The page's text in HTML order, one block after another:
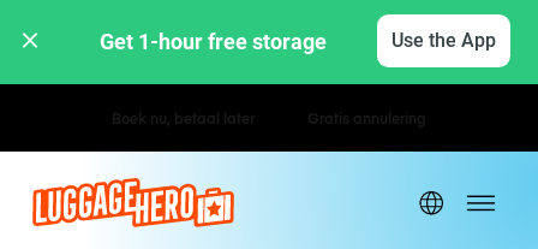
Get 1-hour free storage Use the App
Uur- / dagtarieven